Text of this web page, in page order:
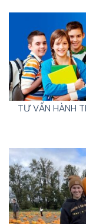
TƯ VẤN HÀNH